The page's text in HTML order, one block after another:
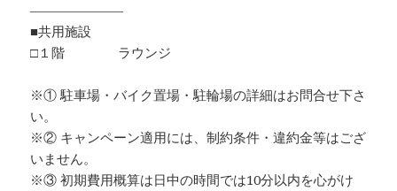
―――――――
■共用施設
□１階 ラウンジ
※① 駐車場・バイク置場・駐輪場の詳細はお問合せ下さ
い。
※② キャンペーン適用には、制約条件・違約金等はござ
いません。
※③ 初期費用概算は日中の時間では10分以内を心がけ